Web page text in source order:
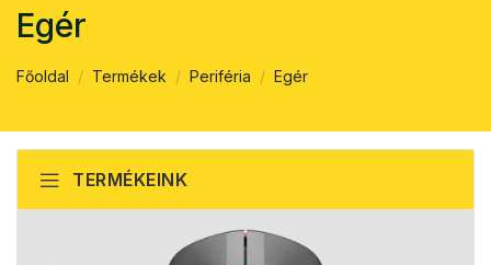
Egér
Főoldal Termékek Periféria Egér
TERMÉKEINK